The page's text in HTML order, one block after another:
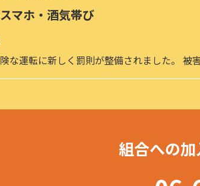
マホ・酒気帯び
な運転に新しく罰則が整備されました。
組合への